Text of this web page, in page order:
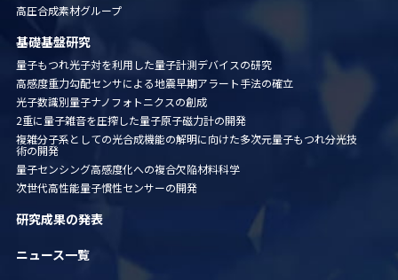
高圧合成素材グループ
基礎基盤研究
量子もつれ光子対を利用した量子計測デバイスの研究
高感度重力勾配センサによる地震早期アラート手法の確立
光子数識別量子ナノフォトニクスの創成
2重に量子雑音を圧搾した量子原子磁力計の開発
複雑分子系としての光合成機能の解明に向けた多次元量子もつれ分光技
術の開発
量子センシング高感度化への複合欠陥材料科学
次世代高性能量子慣性センサーの開発
研究成果の発表
ニュース一覧